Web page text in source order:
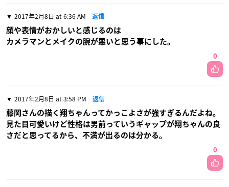
2017年2月8日 at 6:36 AM 返信
顔や表情がおかしいと感じるのは
カメラマンとメイクの腕が悪いと思う事にした。
0
2017年2月8日 at 3:58 PM 返信
藤岡さんの描く翔ちゃんってかっこよさが強すぎるんだよね。
見た目可愛いけど性格は男前っていうギャップが翔ちゃんの良
さだと思ってるから、不満が出るのは分かる。
0